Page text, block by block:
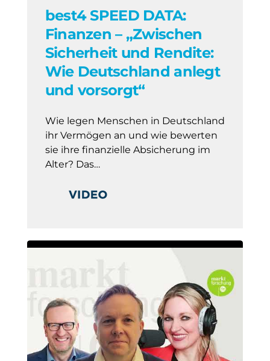
best4 SPEED DATA:
Finanzen – „Zwischen
Sicherheit und Rendite:
Wie Deutschland anlegt
und vorsorgt“
Wie legen Menschen in Deutschland
ihr Vermögen an und wie bewerten
sie ihre finanzielle Absicherung im
Alter? Das…